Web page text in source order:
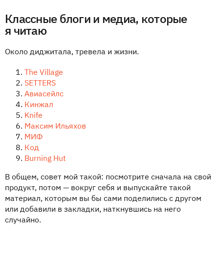
Классные блоги и медиа, которые
я читаю
Около диджитала, тревела и жизни.
The Village
SETTERS
Авиасейлс
Кинжал
Knife
Максим Ильяхов
МИФ
Код
Burning Hut
В общем, совет мой такой: посмотрите сначала на свой
продукт, потом — вокруг себя и выпускайте такой
материал, которым вы бы сами поделились с другом
или добавили в закладки, наткнувшись на него
случайно.